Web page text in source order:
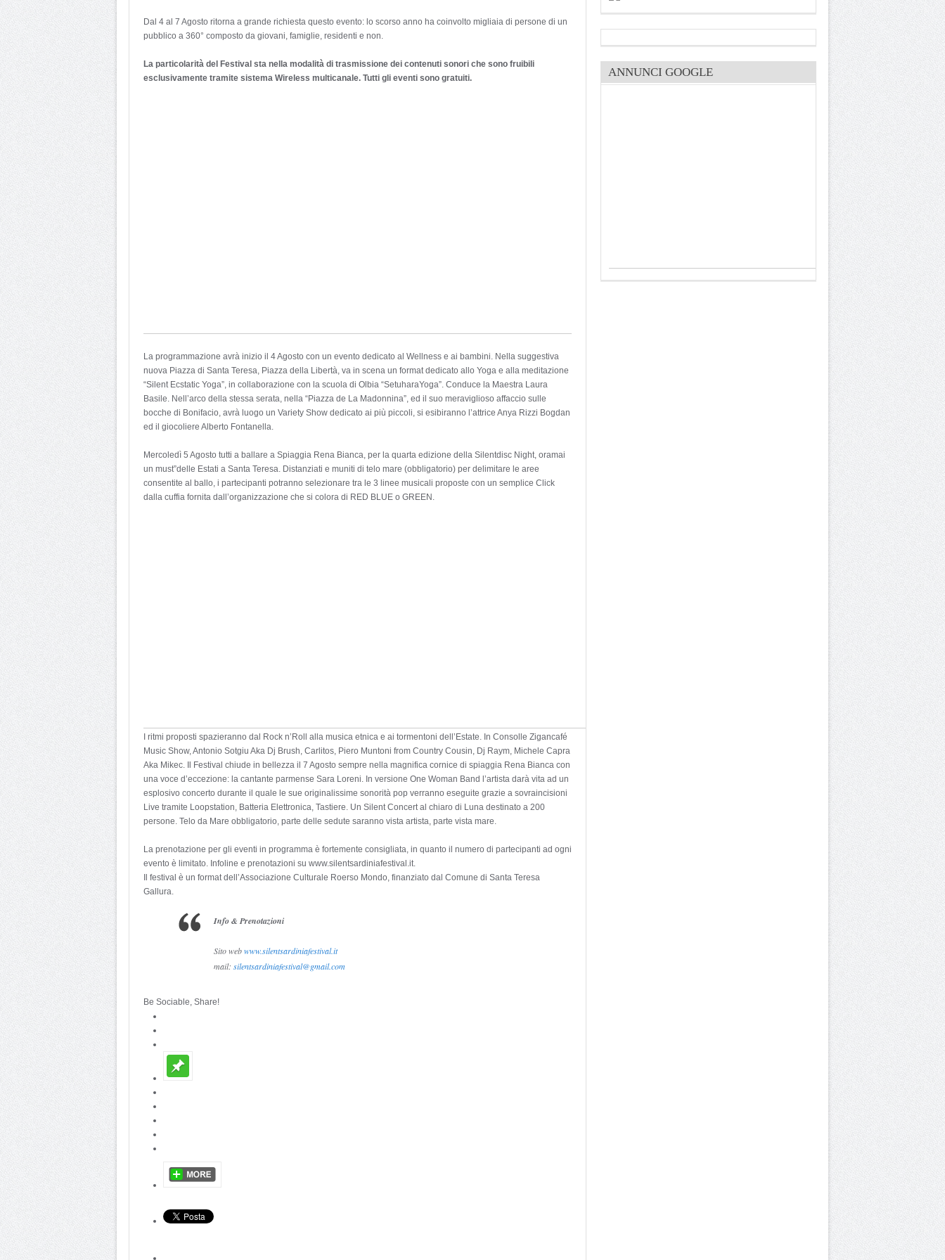
Dal 4 al 7 Agosto ritorna a grande richiesta questo evento: lo scorso anno ha coinvolto migliaia di persone di un
pubblico a 360° composto da giovani, famiglie, residenti e non.
La particolarità del Festival sta nella modalità di trasmissione dei contenuti sonori che sono fruibili
esclusivamente tramite sistema Wireless multicanale. Tutti gli eventi sono gratuiti.
La programmazione avrà inizio il 4 Agosto con un evento dedicato al Wellness e ai bambini. Nella suggestiva
nuova Piazza di Santa Teresa, Piazza della Libertà, va in scena un format dedicato allo Yoga e alla meditazione
“Silent Ecstatic Yoga”, in collaborazione con la scuola di Olbia “SetuharaYoga”. Conduce la Maestra Laura
Basile. Nell’arco della stessa serata, nella “Piazza de La Madonnina”, ed il suo meraviglioso affaccio sulle
bocche di Bonifacio, avrà luogo un Variety Show dedicato ai più piccoli, si esibiranno l’attrice Anya Rizzi Bogdan
ed il giocoliere Alberto Fontanella.
Mercoledì 5 Agosto tutti a ballare a Spiaggia Rena Bianca, per la quarta edizione della Silentdisc Night, oramai
un must”delle Estati a Santa Teresa. Distanziati e muniti di telo mare (obbligatorio) per delimitare le aree
consentite al ballo, i partecipanti potranno selezionare tra le 3 linee musicali proposte con un semplice Click
dalla cuffia fornita dall’organizzazione che si colora di RED BLUE o GREEN.
I ritmi proposti spazieranno dal Rock n’Roll alla musica etnica e ai tormentoni dell’Estate. In Consolle Zigancafé
Music Show, Antonio Sotgiu Aka Dj Brush, Carlitos, Piero Muntoni from Country Cousin, Dj Raym, Michele Capra
Aka Mikec. Il Festival chiude in bellezza il 7 Agosto sempre nella magnifica cornice di spiaggia Rena Bianca con
una voce d’eccezione: la cantante parmense Sara Loreni. In versione One Woman Band l’artista darà vita ad un
esplosivo concerto durante il quale le sue originalissime sonorità pop verranno eseguite grazie a sovraincisioni
Live tramite Loopstation, Batteria Elettronica, Tastiere. Un Silent Concert al chiaro di Luna destinato a 200
persone. Telo da Mare obbligatorio, parte delle sedute saranno vista artista, parte vista mare.
La prenotazione per gli eventi in programma è fortemente consigliata, in quanto il numero di partecipanti ad ogni
evento è limitato. Infoline e prenotazioni su www.silentsardiniafestival.it.
Il festival è un format dell’Associazione Culturale Roerso Mondo, finanziato dal Comune di Santa Teresa
Gallura.
Info & Prenotazioni
Sito webwww.silentsardiniafestival.it
mail: silentsardiniafestival@gmail.com
Be Sociable, Share!
ANNUNCI GOOGLE